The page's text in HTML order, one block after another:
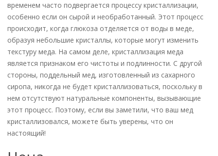
временем часто подвергается процессу кристаллизации,
особенно если он сырой и необработанный. Этот процесс
происходит, когда глюкоза отделяется от воды в меде,
образуя небольшие кристаллы, которые могут изменить
текстуру меда. На самом деле, кристаллизация меда
является признаком его чистоты и подлинности. С другой
стороны, поддельный мед, изготовленный из сахарного
сиропа, никогда не будет кристаллизоваться, поскольку в
нем отсутствуют натуральные компоненты, вызывающие
этот процесс. Поэтому, если вы заметили, что ваш мед
кристаллизовался, можете быть уверены, что он
настоящий!